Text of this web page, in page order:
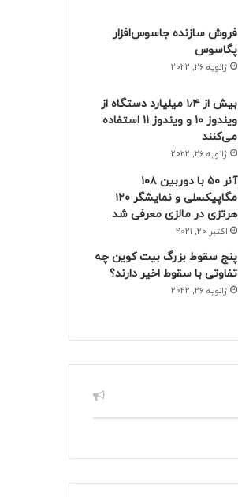
فروش سازنده جاسوس‌افزار
پگاسوس
ژانویه 26, 2022
بیش از ۱٫۴ میلیارد دستگاه از
ویندوز ۱۰ و ویندوز ۱۱ استفاده
می‌کنند
ژانویه 26, 2022
آنر ۵۰ با دوربین ۱۰۸
مگاپیکسلی و نمایشگر ۱۲۰
هرتزی در مالزی معرفی شد
اکتبر 20, 2021
پنج سقوط بزرگ بیت کوین چه
تفاوتی با سقوط اخیر دارند؟
ژانویه 26, 2022